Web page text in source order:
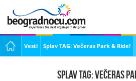
Vesti Splav TAG: Večeras Park & Ride!
Splav TAG: Večeras